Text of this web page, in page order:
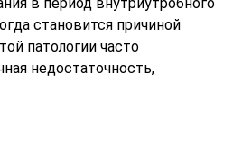
становится причиной
патологии часто
недостаточность,